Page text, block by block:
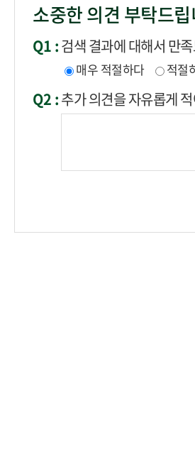
소중한 의견 부탁드
Q1 :검색 결과에 대해서 만
매우 적절하다 적절
Q2 :추가 의견을 자유롭게